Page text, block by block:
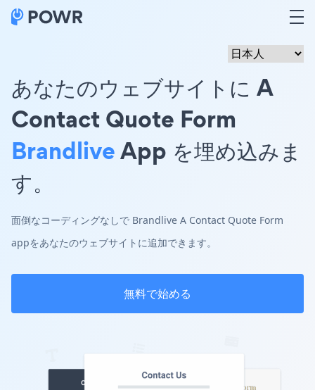
あなたのウェブサイトに A
Contact Quote Form
BrandliveApp を埋め込みま
す。
面倒なコーディングなしで Brandlive A Contact Quote Form
appをあなたのウェブサイトに追加できます。
無料で始める